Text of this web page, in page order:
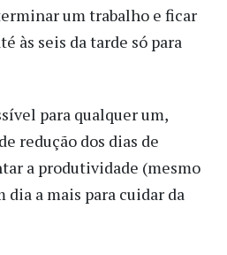
um trabalho e ficar
às seis da tarde só para
para qualquer um,
redução dos dias de
a produtividade (mesmo
dia a mais para cuidar da